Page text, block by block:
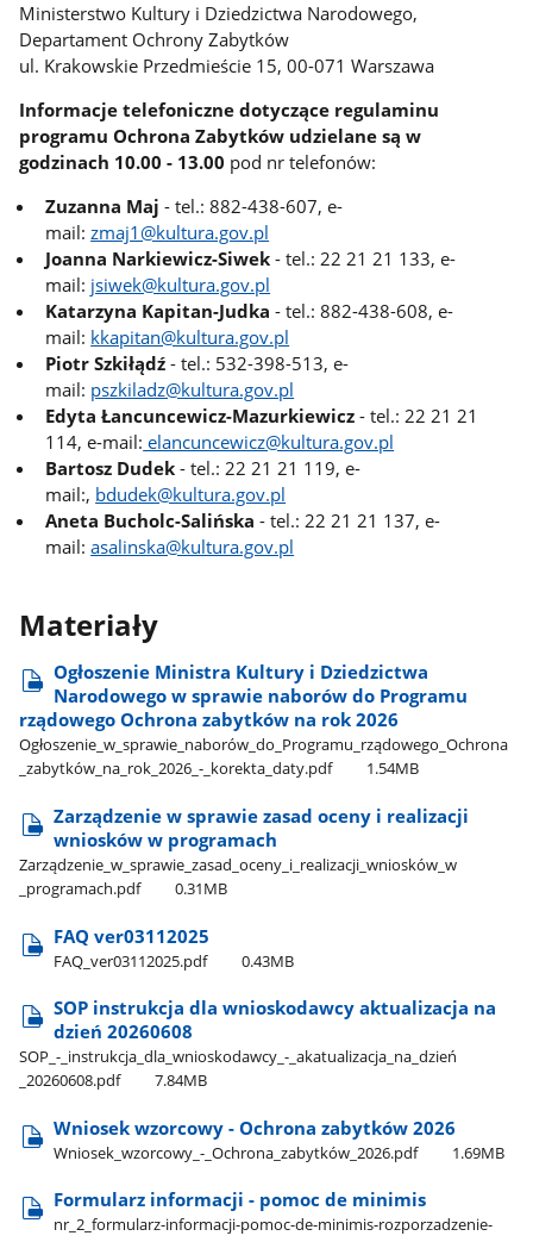
Ministerstwo Kultury i Dziedzictwa Narodowego,
Departament Ochrony Zabytków
ul. Krakowskie Przedmieście 15, 00-071 Warszawa
Informacje telefoniczne dotyczące regulaminu
programu Ochrona Zabytków udzielane są w
godzinach 10.00 - 13.00 pod nr telefonów:
Zuzanna Maj- tel.: 882-438-607, e-
mail:zmaj1@kultura.gov.pl
Joanna Narkiewicz-Siwek- tel.: 22 21 21 133, e-
mail: jsiwek@kultura.gov.pl
Katarzyna Kapitan-Judka - tel.: 882-438-608, e-
mail: kkapitan@kultura.gov.pl
Piotr Szkiłądź - tel.: 532-398-513, e-
mail: pszkiladz@kultura.gov.pl
Edyta Łancuncewicz-Mazurkiewicz - tel.: 22 21 21
114, e-mail: elancuncewicz@kultura.gov.pl
Bartosz Dudek - tel.: 22 21 21 119, e-
mail:, bdudek@kultura.gov.pl
Aneta Bucholc-Salińska - tel.: 22 21 21 137, e-
mail:asalinska@kultura.gov.pl
Materiały
Ogłoszenie Ministra Kultury i Dziedzictwa
Narodowego w sprawie naborów do Programu
rządowego Ochrona zabytków na rok 2026
Ogłoszenie​_w​_sprawie​_naborów​_do​_Programu​_rządowego​_Ochrona​
_zabytków​_na​_rok​_2026​_-​_korekta​_daty.pdf
1.54MB
Zarządzenie w sprawie zasad oceny i realizacji
wniosków w programach
Zarządzenie​_w​_sprawie​_zasad​_oceny​_i​_realizacji​_wniosków​_w​
_programach.pdf
0.31MB
FAQ ver03112025
FAQ​_ver03112025.pdf 0.43MB
SOP instrukcja dla wnioskodawcy aktualizacja na
dzień 20260608
SOP​_-​_instrukcja​_dla​_wnioskodawcy​_-​_akatualizacja​_na​_dzień​
_20260608.pdf
7.84MB
Wniosek wzorcowy - Ochrona zabytków 2026
Wniosek​_wzorcowy​_-​_Ochrona​_zabytków​_2026.pdf 1.69MB
Formularz informacji - pomoc de minimis
nr​_2​_formularz-informacji-pomoc-de-minimis-rozporzadzenie-